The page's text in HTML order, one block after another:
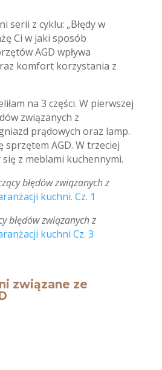
serii z cyklu: „Błędy w
Ci w jaki sposób
AGD wpływa
komfort korzystania z
na 3 części. W pierwszej
związanych z
prądowych oraz lamp.
sprzętem AGD. W trzeciej
z meblami kuchennymi.
błędów związanych z
kuchni. Cz. 1
błędów związanych z
kuchni Cz. 3
związane ze